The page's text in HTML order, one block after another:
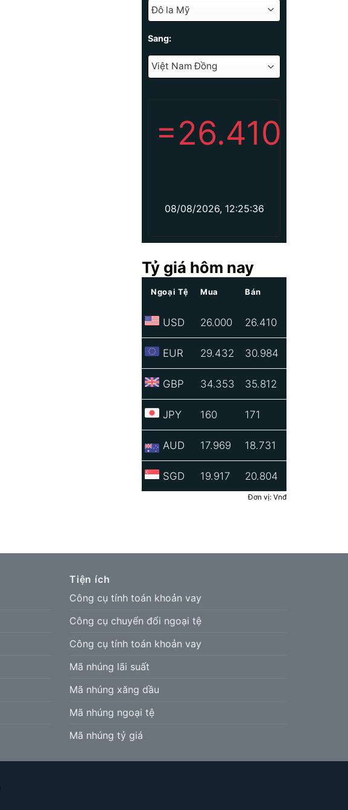
Sang:
=26.410
08/08/2026, 12:25:36
Tỷ giá hôm nay
Ngoại Tệ Mua Bán
USD 26.000 26.410
EUR 29.432 30.984
GBP 34.353 35.812
JPY 160 171
AUD 17.969 18.731
SGD 19.917 20.804
Đơn vị: Vnđ
Tiện ích
Công cụ tính toán khoản vay
Công cụ chuyển đổi ngoại tệ
Công cụ tính toán khoản vay
Mã nhúng lãi suất
Mã nhúng xăng dầu
Mã nhúng ngoại tệ
Mã nhúng tỷ giá